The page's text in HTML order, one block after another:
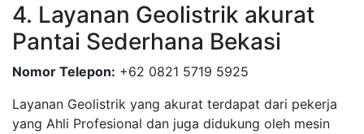
4. Layanan Geolistrik akurat
Pantai Sederhana Bekasi
Nomor Telepon: +62 0821 5719 5925
Layanan Geolistrik yang akurat terdapat dari pekerja
yang Ahli Profesional dan juga didukung oleh mesin